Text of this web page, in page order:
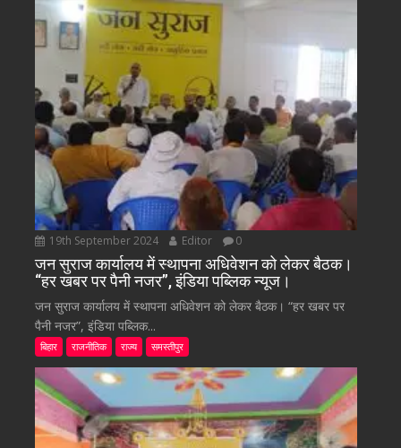
19th September 2024 Editor 0
जन सुराज कार्यालय में स्थापना अधिवेशन को लेकर बैठक।
“हर खबर पर पैनी नजर”, इंडिया पब्लिक न्यूज।
जन सुराज कार्यालय में स्थापना अधिवेशन को लेकर बैठक। “हर खबर पर
पैनी नजर”, इंडिया पब्लिक...
बिहार राजनीतिक राज्य समस्तीपुर